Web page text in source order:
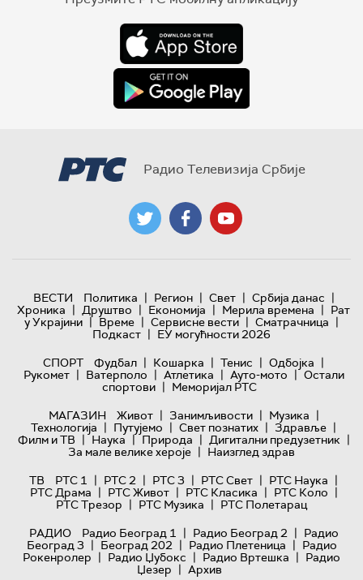
Радио Телевизија Србије
ВЕСТИ Политика | Регион | Свет | Србија данас |
Хроника | Друштво | Економија | Мерила времена | Рат
у Украјини | Време | Сервисне вести | Сматрачница |
Подкаст | ЕУ могућности 2026
СПОРТ
Фудбал | Кошарка | Тенис | Одбојка |
Рукомет | Ватерполо | Атлетика | Ауто-мото | Остали
спортови | Меморијал РТС
МАГАЗИН
Живот | Занимљивости | Музика |
Технологијa | Путујемо | Свет познатих | Здравље |
Филм и ТВ | Наука | Природа | Дигитални предузетник |
За мале велике хероје | Наизглед здрав
ТВ
РТС 1 | РТС 2 | РТС 3 | РТС Свет | РТС Наука |
РТС Драма | РТС Живот | РТС Класика | РТС Коло |
РТС Трезор | РТС Музика | РТС Полетарац
РАДИО
Радио Београд 1 | Радио Београд 2 | Радио
Београд 3 | Београд 202 | Радио Плетеница | Радио
Рокенролер | Радио Џубокс | Радио Вртешка | Радио
Џезер | Архив